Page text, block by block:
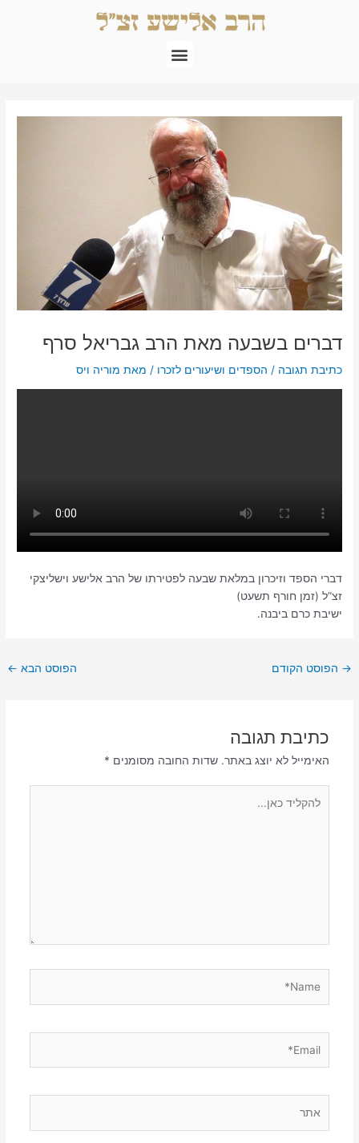
תפריט
דברים בשבעה מאת הרב גבריאל סרף
כתיבת תגובה / הספדים ושיעורים לזכרו / מאת
דברי הספד וזיכרון במלאת שבעה לפטירתו של הרב אלישע וישליצקי
זצ”ל (זמן חורף תשעט)
ישיבת כרם ביבנה.
→ הפוסט הקודם הפוסט הבא ←
כתיבת תגובה
האימייל לא יוצג באתר. שדות החובה מסומנים *
כאן...